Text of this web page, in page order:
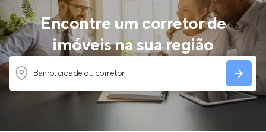
Encontre um corretor de
imóveis na sua região
Bairro, cidade ou corretor